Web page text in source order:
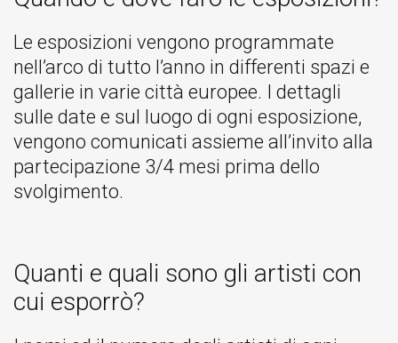
Le esposizioni vengono programmate
nell’arco di tutto l’anno in differenti spazi e
gallerie in varie città europee. I dettagli
sulle date e sul luogo di ogni esposizione,
vengono comunicati assieme all’invito alla
partecipazione 3/4 mesi prima dello
svolgimento.
Quanti e quali sono gli artisti con
cui esporrò?